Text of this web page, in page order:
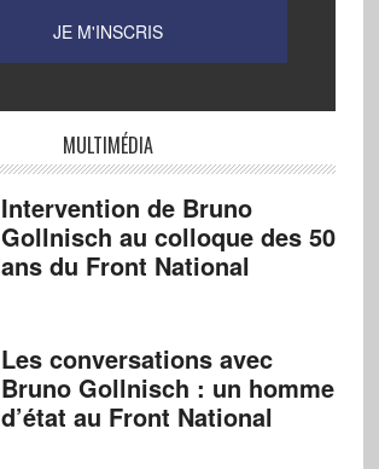
MULTIMÉDIA
Intervention de Bruno
Gollnisch au colloque des 50
ans du Front National
Les conversations avec
Bruno Gollnisch : un homme
d’état au Front National